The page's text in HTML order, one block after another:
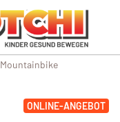
Mountainbike
ONLINE-ANGEBOT